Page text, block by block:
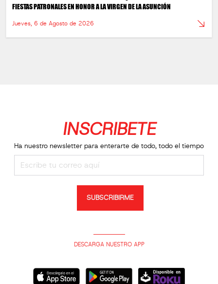
FIESTAS PATRONALES EN HONOR A LA VIRGEN DE LA ASUNCIÓN
Jueves, 6 de Agosto de 2026
INSCRIBETE
Ha nuestro newsletter para enterarte de todo, todo el tiempo
SUBSCRIBIRME
DESCARGA NUESTRO APP